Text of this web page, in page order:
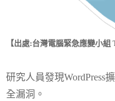
【出處:台灣電腦緊急應變小組
研究人員發現WordPress
全漏洞。